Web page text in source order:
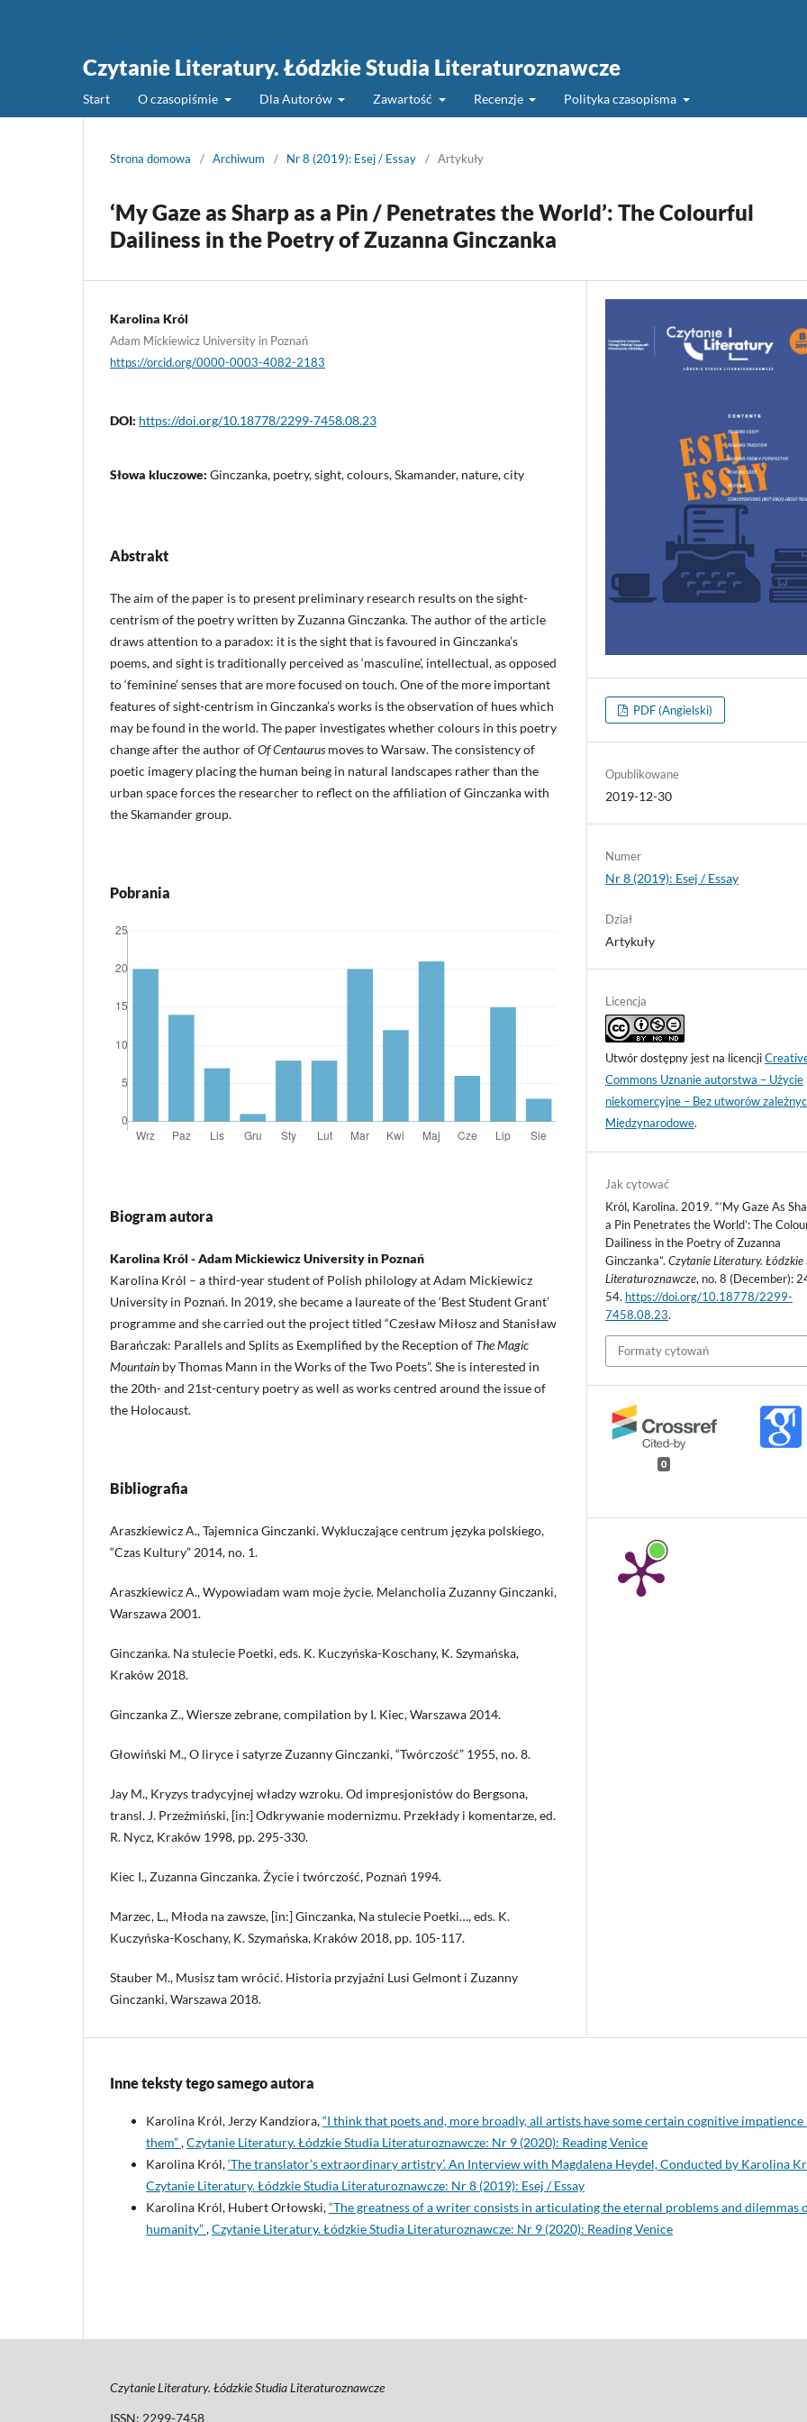
Czytanie Literatury. Łódzkie Studia Literaturoznawcze
Start O czasopiśmie Dla Autorów Zawartość Recenzje Polityka czasopisma
Strona domowa / Archiwum / Nr 8 (2019): Esej / Essay / Artykuły
‘My Gaze as Sharp as a Pin / Penetrates the World’: The Colourful
Dailiness in the Poetry of Zuzanna Ginczanka
Karolina Król
Adam Mickiewicz University in Poznań
https://orcid.org/0000-0003-4082-2183
DOI: https://doi.org/10.18778/2299-7458.08.23
Słowa kluczowe: Ginczanka, poetry, sight, colours, Skamander, nature, city
Abstrakt
The aim of the paper is to present preliminary research results on the sight-
centrism of the poetry written by Zuzanna Ginczanka. The author of the article
draws attention to a paradox: it is the sight that is favoured in Ginczanka’s
poems, and sight is traditionally perceived as ‘masculine’, intellectual, as opposed
to ‘feminine’ senses that are more focused on touch. One of the more important
features of sight-centrism in Ginczanka’s works is the observation of hues which
may be found in the world. The paper investigates whether colours in this poetry
change after the author ofOf Centaurus moves to Warsaw. The consistency of
poetic imagery placing the human being in natural landscapes rather than the
urban space forces the researcher to reflect on the affiliation of Ginczanka with
the Skamander group.
Pobrania
Biogram autora
Karolina Król - Adam Mickiewicz University in Poznań
Karolina Król – a third-year student of Polish philology at Adam Mickiewicz
University in Poznań. In 2019, she became a laureate of the ‘Best Student Grant’
programme and she carried out the project titled “Czesław Miłosz and Stanisław
Barańczak: Parallels and Splits as Exemplified by the Reception of The Magic
Mountain by Thomas Mann in the Works of the Two Poets”. She is interested in
the 20th- and 21st-century poetry as well as works centred around the issue of
the Holocaust.
Bibliografia
Araszkiewicz A., Tajemnica Ginczanki. Wykluczające centrum języka polskiego,
“Czas Kultury” 2014, no. 1.
Araszkiewicz A., Wypowiadam wam moje życie. Melancholia Zuzanny Ginczanki,
Warszawa 2001.
Ginczanka. Na stulecie Poetki, eds. K. Kuczyńska-Koschany, K. Szymańska,
Kraków 2018.
Ginczanka Z., Wiersze zebrane, compilation by I. Kiec, Warszawa 2014.
Głowiński M., O liryce i satyrze Zuzanny Ginczanki, “Twórczość” 1955, no. 8.
Jay M., Kryzys tradycyjnej władzy wzroku. Od impresjonistów do Bergsona,
transl. J. Przeźmiński, [in:] Odkrywanie modernizmu. Przekłady i komentarze, ed.
R. Nycz, Kraków 1998, pp. 295-330.
Kiec I., Zuzanna Ginczanka. Życie i twórczość, Poznań 1994.
Marzec, L., Młoda na zawsze, [in:] Ginczanka, Na stulecie Poetki…, eds. K.
Kuczyńska-Koschany, K. Szymańska, Kraków 2018, pp. 105-117.
Stauber M., Musisz tam wrócić. Historia przyjaźni Lusi Gelmont i Zuzanny
Ginczanki, Warszawa 2018.
PDF (Angielski)
Opublikowane
2019-12-30
Numer
Nr 8 (2019): Esej / Essay
Dział
Artykuły
Licencja
Utwór dostępny jest na licencji
Commons Uznanie autorstwa – Użycie
niekomercyjne – Bez utworów
Międzynarodowe.
Jak cytować
Król, Karolina. 2019. “‘My Gaze As
a Pin Penetrates the World’: The
Dailiness in the Poetry of Zuzanna
Ginczanka”.Czytanie Literatury. Łódzkie
Literaturoznawcze, no. 8 (December):
54. https://doi.org/10.18778/2299-
7458.08.23.
Formaty cytowań
0
Inne teksty tego samego autora
Karolina Król, Jerzy Kandziora,“I think that poets and, more broadly, all artists have some certain cognitive impatience
them”,Czytanie Literatury. Łódzkie Studia Literaturoznawcze: Nr 9 (2020): Reading Venice
Karolina Król,‘The translator’s extraordinary artistry’. An Interview with Magdalena Heydel, Conducted by Karolina
Czytanie Literatury. Łódzkie Studia Literaturoznawcze: Nr 8 (2019): Esej / Essay
Karolina Król, Hubert Orłowski,“The greatness of a writer consists in articulating the eternal problems and dilemmas
humanity”,Czytanie Literatury. Łódzkie Studia Literaturoznawcze: Nr 9 (2020): Reading Venice
Czytanie Literatury. Łódzkie Studia Literaturoznawcze
ISSN: 2299-7458